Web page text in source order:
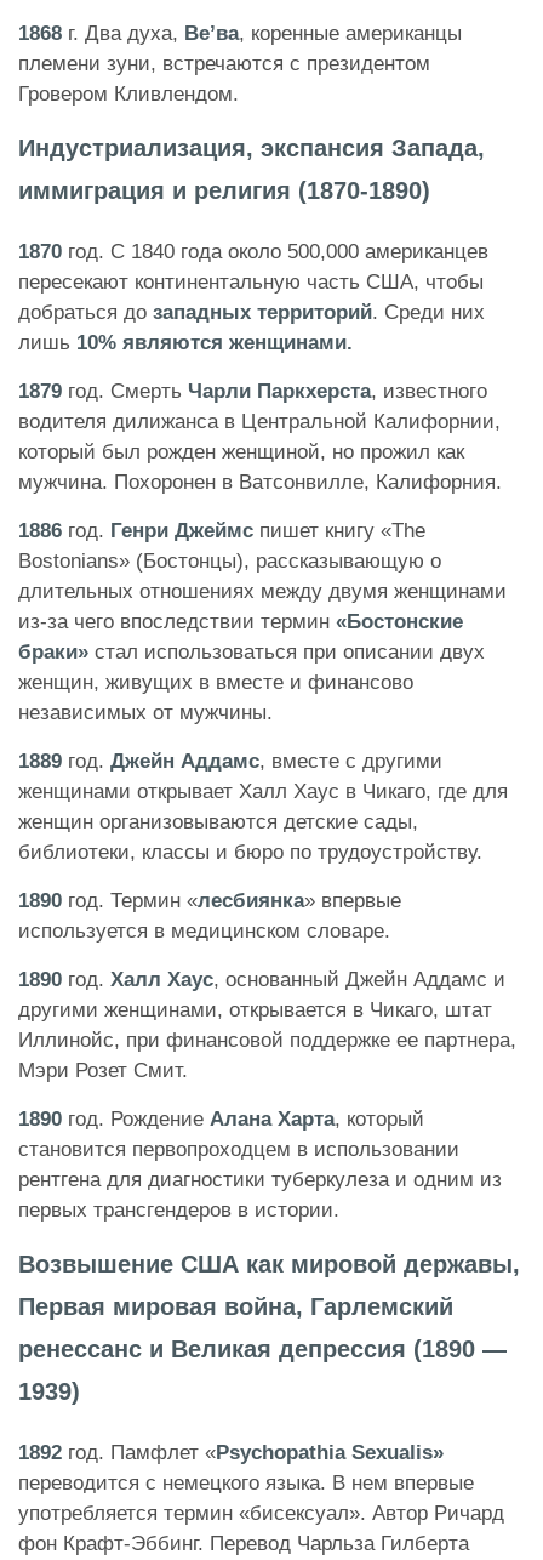
1868 г. Два духа, Ве’ва, коренные американцы
племени зуни, встречаются с президентом
Гровером Кливлендом.
Индустриализация, экспансия Запада,
иммиграция и религия (1870-1890)
1870 год. С 1840 года около 500,000 американцев
пересекают континентальную часть США, чтобы
добраться до западных территорий. Среди них
лишь 10% являются женщинами.
1879 год. Смерть Чарли Паркхерста, известного
водителя дилижанса в Центральной Калифорнии,
который был рожден женщиной, но прожил как
мужчина. Похоронен в Ватсонвилле, Калифорния.
1886 год. Генри Джеймс пишет книгу «The
Bostonians» (Бостонцы), рассказывающую о
длительных отношениях между двумя женщинами
из-за чего впоследствии термин «Бостонские
браки» стал использоваться при описании двух
женщин, живущих в вместе и финансово
независимых от мужчины.
1889 год. Джейн Аддамс, вместе с другими
женщинами открывает Халл Хаус в Чикаго, где для
женщин организовываются детские сады,
библиотеки, классы и бюро по трудоустройству.
1890 год. Термин «лесбиянка» впервые
используется в медицинском словаре.
1890 год. Халл Хаус, основанный Джейн Аддамс и
другими женщинами, открывается в Чикаго, штат
Иллинойс, при финансовой поддержке ее партнера,
Мэри Розет Смит.
1890 год. Рождение Алана Харта, который
становится первопроходцем в использовании
рентгена для диагностики туберкулеза и одним из
первых трансгендеров в истории.
Возвышение США как мировой державы,
Первая мировая война, Гарлемский
ренессанс и Великая депрессия (1890 —
1939)
1892 год. Памфлет «Psychopathia Sexualis»
переводится с немецкого языка. В нем впервые
употребляется термин «бисексуал». Автор Ричард
фон Крафт-Эббинг. Перевод Чарльза Гилберта